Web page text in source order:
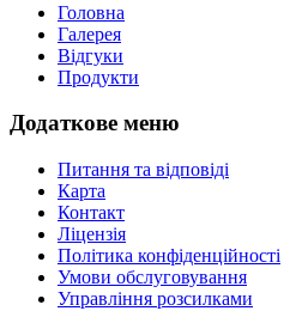
Головна
Галерея
Відгуки
Продукти
Додаткове меню
Питання та відповіді
Карта
Контакт
Ліцензія
Політика конфіденційності
Умови обслуговування
Управління розсилками